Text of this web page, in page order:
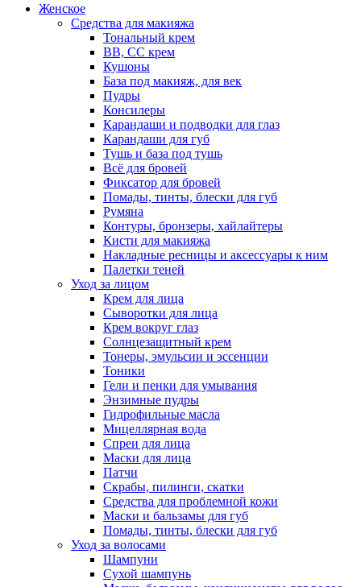
Женское
Средства для макияжа
Тональный крем
BB, CC крем
Кушоны
База под макияж, для век
Пудры
Консилеры
Карандаши и подводки для глаз
Карандаши для губ
Тушь и база под тушь
Всё для бровей
Фиксатор для бровей
Помады, тинты, блески для губ
Румяна
Контуры, бронзеры, хайлайтеры
Кисти для макияжа
Накладные ресницы и аксессуары к ним
Палетки теней
Уход за лицом
Крем для лица
Сыворотки для лица
Крем вокруг глаз
Солнцезащитный крем
Тонеры, эмульсии и эссенции
Тоники
Гели и пенки для умывания
Энзимные пудры
Гидрофильные масла
Мицеллярная вода
Спреи для лица
Маски для лица
Патчи
Скрабы, пилинги, скатки
Средства для проблемной кожи
Маски и бальзамы для губ
Помады, тинты, блески для губ
Уход за волосами
Шампуни
Сухой шампунь